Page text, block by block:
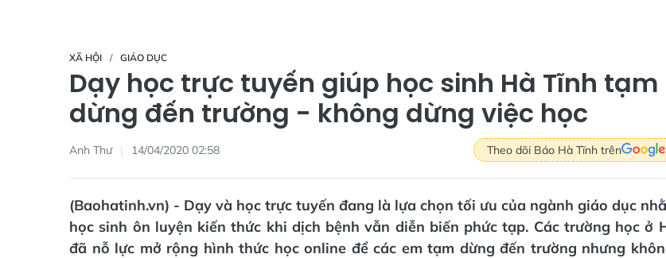
XÃ HỘI GIÁO DỤC
Dạy học trực tuyến giúp học sinh Hà Tĩnh tạm
dừng đến trường - không dừng việc học
Anh Thư 14/04/2020 02:58 Theo dõi Báo Hà Tĩnh trên
(Baohatinh.vn) - Dạy và học trực tuyến đang là lựa chọn tối ưu của ngành giáo dục
học sinh ôn luyện kiến thức khi dịch bệnh vẫn diễn biến phức tạp. Các trường học ở
đã nỗ lực mở rộng hình thức học online để các em tạm dừng đến trường nhưng